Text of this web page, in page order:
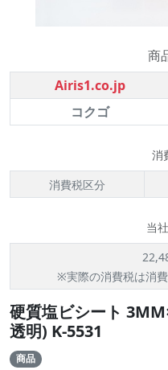
商
Airis1.co.jp
コクゴ
消
消費税区分
当
※実際の消費税は消
硬質塩ビシート
透明) K-5531
商品